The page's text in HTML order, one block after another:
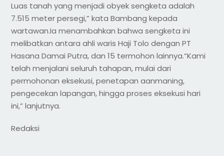
Luas tanah yang menjadi obyek sengketa adalah
7.515 meter persegi,” kata Bambang kepada
wartawan.Ia menambahkan bahwa sengketa ini
melibatkan antara ahli waris Haji Tolo dengan PT
Hasana Damai Putra, dan 15 termohon lainnya.“Kami
telah menjalani seluruh tahapan, mulai dari
permohonan eksekusi, penetapan aanmaning,
pengecekan lapangan, hingga proses eksekusi hari
ini,” lanjutnya.
Redaksi